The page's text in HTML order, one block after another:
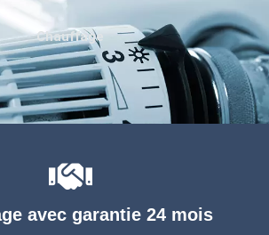
avec garantie 24 mois
Chauffage